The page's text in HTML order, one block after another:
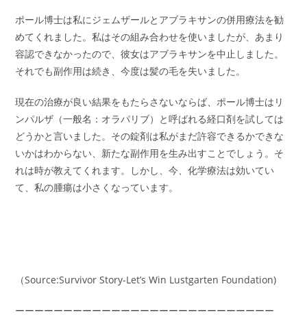
ポール博士は私にジェムザールとアブラキサンの併用療法を勧
めてくれました。私はその組み合わせを使いましたが、あまり
容認できなかったので、彼女はアブラキサンを中止しました。
それでも副作用は続き、今度は髪の毛を失いました。
現在の治療が良い結果をもたらさないならば、ポール博士はリ
ンパルザ（一般名：オラパリブ）と呼ばれる経口剤を試しては
どうかと言いました。その錠剤は私がまだ許容できるかできな
いかはわからない、新たな副作用を生み出すことでしょう。そ
れは時が教えてくれます。しかし、今、化学療法は効いてい
て、私の腫瘍は小さくなっています。
（Source:Survivor Story-Let’s Win Lustgarten Foundation)
ーーーーーーーーーーーーーーーーーーーーーーーーーーー